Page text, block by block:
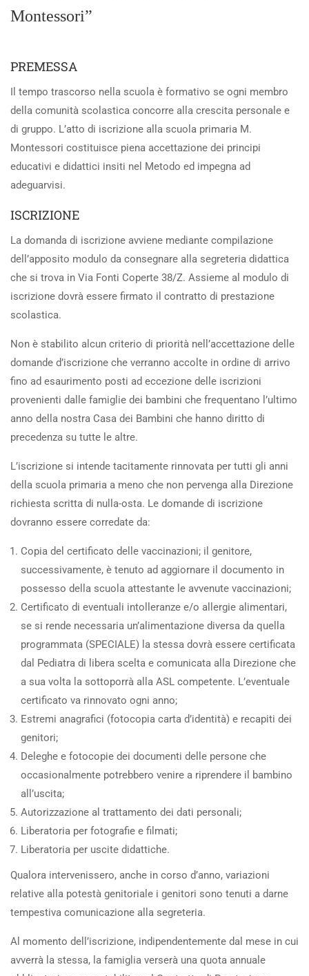
Montessori”
PREMESSA
Il tempo trascorso nella scuola è formativo se ogni membro
della comunità scolastica concorre alla crescita personale e
di gruppo. L’atto di iscrizione alla scuola primaria M.
Montessori costituisce piena accettazione dei principi
educativi e didattici insiti nel Metodo ed impegna ad
adeguarvisi.
ISCRIZIONE
La domanda di iscrizione avviene mediante compilazione
dell’apposito modulo da consegnare alla segreteria didattica
che si trova in Via Fonti Coperte 38/Z. Assieme al modulo di
iscrizione dovrà essere firmato il contratto di prestazione
scolastica.
Non è stabilito alcun criterio di priorità nell’accettazione delle
domande d’iscrizione che verranno accolte in ordine di arrivo
fino ad esaurimento posti ad eccezione delle iscrizioni
provenienti dalle famiglie dei bambini che frequentano l’ultimo
anno della nostra Casa dei Bambini che hanno diritto di
precedenza su tutte le altre.
L’iscrizione si intende tacitamente rinnovata per tutti gli anni
della scuola primaria a meno che non pervenga alla Direzione
richiesta scritta di nulla-osta. Le domande di iscrizione
dovranno essere corredate da:
Copia del certificato delle vaccinazioni; il genitore,
successivamente, è tenuto ad aggiornare il documento in
possesso della scuola attestante le avvenute vaccinazioni;
Certificato di eventuali intolleranze e/o allergie alimentari,
se si rende necessaria un’alimentazione diversa da quella
programmata (SPECIALE) la stessa dovrà essere certificata
dal Pediatra di libera scelta e comunicata alla Direzione che
a sua volta la sottoporrà alla ASL competente. L’eventuale
certificato va rinnovato ogni anno;
Estremi anagrafici (fotocopia carta d’identità) e recapiti dei
genitori;
Deleghe e fotocopie dei documenti delle persone che
occasionalmente potrebbero venire a riprendere il bambino
all’uscita;
Autorizzazione al trattamento dei dati personali;
Liberatoria per fotografie e filmati;
Liberatoria per uscite didattiche.
Qualora intervenissero, anche in corso d’anno, variazioni
relative alla potestà genitoriale i genitori sono tenuti a darne
tempestiva comunicazione alla segreteria.
Al momento dell’iscrizione, indipendentemente dal mese in cui
avverrà la stessa, la famiglia verserà una quota annuale